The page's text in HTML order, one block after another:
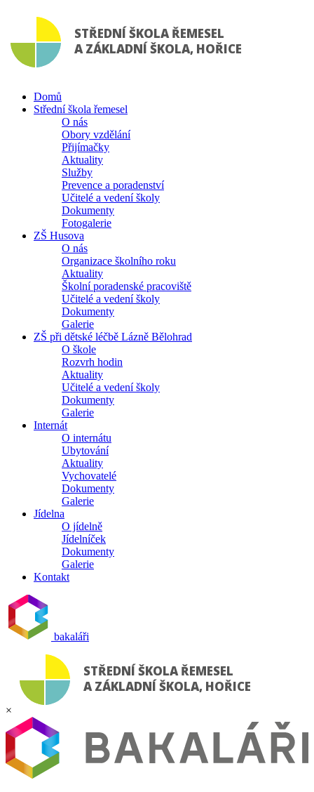
STŘEDNÍ ŠKOLA ŘEMESEL
A ZÁKLADNÍ ŠKOLA, HOŘICE
Domů
Střední škola řemesel
O nás
Obory vzdělání
Přijímačky
Aktuality
Služby
Prevence a poradenství
Učitelé a vedení školy
Dokumenty
Fotogalerie
ZŠ Husova
O nás
Organizace školního roku
Aktuality
Školní poradenské pracoviště
Učitelé a vedení školy
Dokumenty
Galerie
ZŠ při dětské léčbě Lázně Bělohrad
O škole
Rozvrh hodin
Aktuality
Učitelé a vedení školy
Dokumenty
Galerie
Internát
O internátu
Ubytování
Aktuality
Vychovatelé
Dokumenty
Galerie
Jídelna
O jídelně
Jídelníček
Dokumenty
Galerie
Kontakt
bakaláři
×
STŘEDNÍ ŠKOLA ŘEMESEL
A ZÁKLADNÍ ŠKOLA, HOŘICE